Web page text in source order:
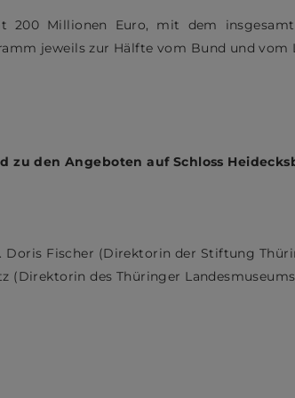
200 Millionen Euro, mit dem
jeweils zur Hälfte vom Bund und vom
den Angeboten auf Schloss
Fischer (Direktorin der Stiftung
des Thüringer